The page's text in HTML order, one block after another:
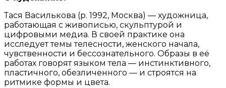
Тася Василькова (р. 1992, Москва) — художница,
работающая с живописью, скульптурой и
цифровыми медиа. В своей практике она
исследует темы телесности, женского начала,
чувственности и бессознательного. Образы в её
работах говорят языком тела — инстинктивного,
пластичного, обезличенного — и строятся на
ритмике формы и цвета.